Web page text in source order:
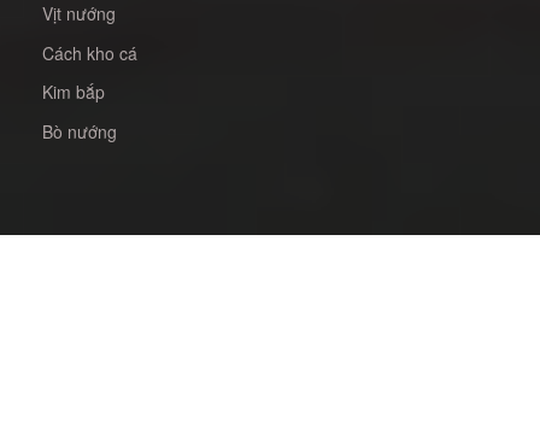
Vịt nướng
Cách kho cá
Kim bắp
Bò nướng